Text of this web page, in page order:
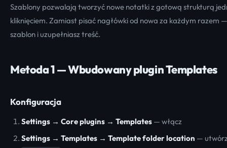
Szablony pozwalają tworzyć nowe notatki z gotową strukturą
kliknięciem. Zamiast pisać nagłówki od nowa za każdym razem
szablon i uzupełniasz treść.
Metoda 1 — Wbudowany plugin Templates
Konfiguracja
Settings → Core plugins → Templates — włącz
Settings → Templates → Template folder location —